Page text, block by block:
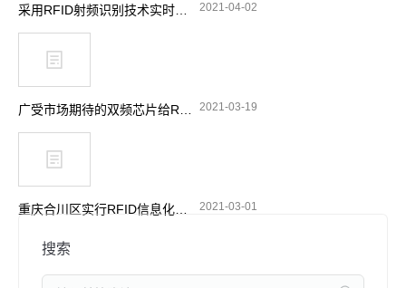
2021-04-02
2021-03-19
2021-03-01
搜索